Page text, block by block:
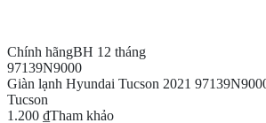
Chính hãngBH 12 tháng
97139N9000
Giàn lạnh Hyundai Tucson 2021
Tucson
1.200 ₫Tham khảo